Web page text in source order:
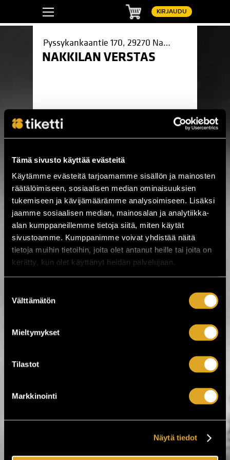
Tämä sivusto käyttää evästeitä
Käytämme evästeitä tarjoamamme sisällön ja mainosten
räätälöimiseen, sosiaalisen median ominaisuuksien
tukemiseen ja kävijämäärämme analysoimiseen. Lisäksi
jaamme sosiaalisen median, mainosalan ja analytiikka-
alan kumppaneillemme tietoja siitä, miten käytät
sivustoamme. Kumppanimme voivat yhdistää näitä
tietoja muihin tietoihin, joita olet antanut heille tai joita on
kerätty, kun olet käyttänyt heidän palvelujaan.
valinta
Välttämätön
Mieltymykset
Tilastot
Markkinointi
Näytä tiedot
KIRJAUDU
Ostoskori
Pyssykankaantie 170, 29270 Nakkila
NAKKILAN VERSTAS
Tyyne-Rock
Tyyne-Rock
La 22.8. / Nakkilan Verstas / Nakkila
OSTA LIPPU
hei@tiketti.fi